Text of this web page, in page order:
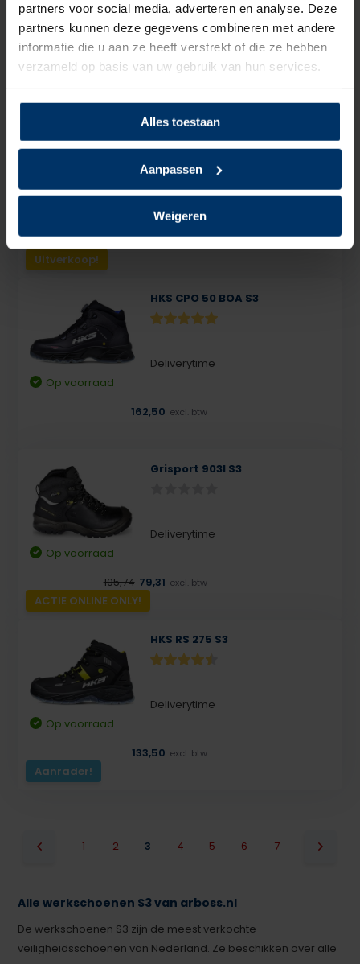
partners voor social media, adverteren en analyse. Deze
partners kunnen deze gegevens combineren met andere
informatie die u aan ze heeft verstrekt of die ze hebben
verzameld op basis van uw gebruik van hun services.
Alles toestaan
Aanpassen
Weigeren
Deliverytime
Op voorraad
112,60 excl. btw
Uitverkoop!
HKS BFS 20 S3
Deliverytime
129,95 excl. btw
HKS CPO 50 BOA S3
Deliverytime
Op voorraad
162,50 excl. btw
ACTIE ONLINE ONLY!
Grisport 903l S3
Deliverytime
Op voorraad
105,74 79,31 excl. btw
Aanrader!
HKS RS 275 S3
Deliverytime
Op voorraad
133,50 excl. btw
1 2 3 4 5 6 7
Alle werkschoenen S3 van arboss.nl
De werkschoenen S3 zijn de meest verkochte
veiligheidsschoenen van Nederland. Ze beschikken over alle